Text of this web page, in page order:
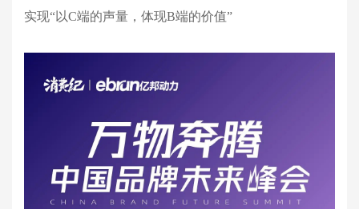
实现“以C端的声量，体现B端的价值”